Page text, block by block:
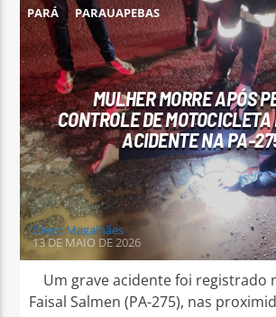
PARÁ PARAUAPEBAS
MULHER MORRE APÓS
CONTROLE DE MOTOCICLETA
ACIDENTE NA PA-
Diego Magalhães
13 DE MAIO DE 2026
Um grave acidente foi registrado
Faisal Salmen (PA-275), nas